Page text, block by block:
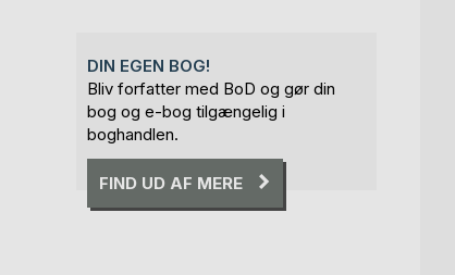
DIN EGEN BOG!
Bliv forfatter med BoD og gør din
bog og e-bog tilgængelig i
boghandlen.
FIND UD AF MERE